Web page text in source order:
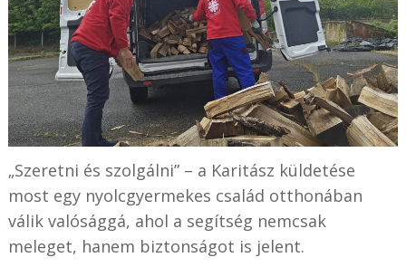
„Szeretni és szolgálni” – a Karitász küldetése
most egy nyolcgyermekes család otthonában
válik valósággá, ahol a segítség nemcsak
meleget, hanem biztonságot is jelent.